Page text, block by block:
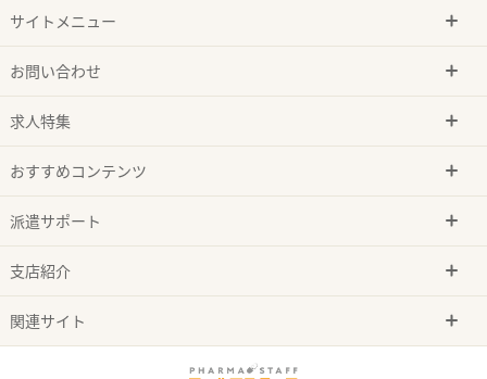
サイトメニュー
お問い合わせ
求人特集
おすすめコンテンツ
派遣サポート
支店紹介
関連サイト